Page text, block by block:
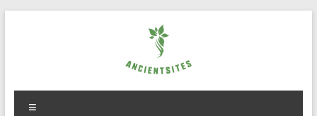
ancientsites.eu